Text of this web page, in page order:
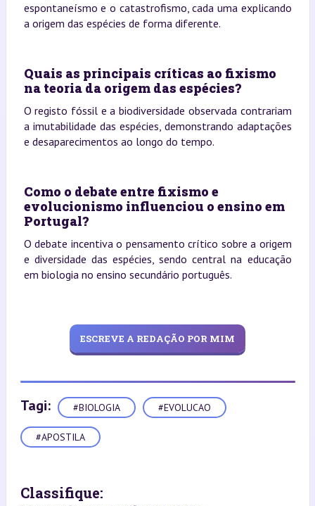
espontaneísmo e o catastrofismo, cada uma explicando
a origem das espécies de forma diferente.
Quais as principais críticas ao fixismo
na teoria da origem das espécies?
O registo fóssil e a biodiversidade observada contrariam
a imutabilidade das espécies, demonstrando adaptações
e desaparecimentos ao longo do tempo.
Como o debate entre fixismo e
evolucionismo influenciou o ensino em
Portugal?
O debate incentiva o pensamento crítico sobre a origem
e diversidade das espécies, sendo central na educação
em biologia no ensino secundário português.
ESCREVE A REDAÇÃO POR MIM
Tagi: #BIOLOGIA #EVOLUCAO
#APOSTILA
Classifique: